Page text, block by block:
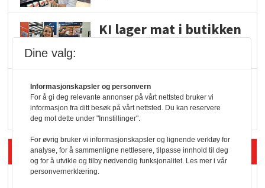
KI lager mat i butikken
Q passerte 1 milliard i
Rema i 2025
Siste artikler - Økologisk
Dine valg:
Informasjonskapsler og personvern
For å gi deg relevante annonser på vårt nettsted bruker vi
informasjon fra ditt besøk på vårt nettsted. Du kan reservere
deg mot dette under "Innstillinger".
For øvrig bruker vi informasjonskapsler og lignende verktøy for
analyse, for å sammenligne nettlesere, tilpasse innhold til deg
og for å utvikle og tilby nødvendig funksjonalitet. Les mer i vår
personvernerklæring.